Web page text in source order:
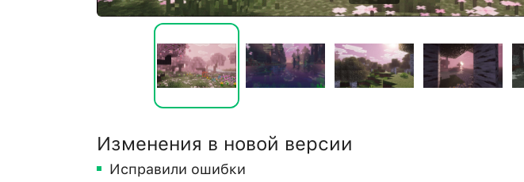
Изменения в новой версии
Исправили ошибки